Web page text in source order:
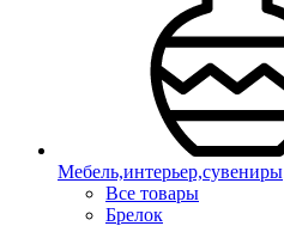
Мебель,интерьер,сувениры
Все товары
Брелок